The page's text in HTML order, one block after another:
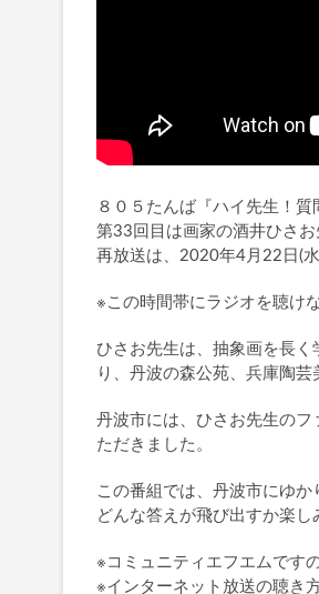
８０５たんば『ハイ先生！質
第33回目は画家の酒井ひさお
再放送は、2020年4月22日(
※この時間帯にラジオを聴け
ひさお先生は、抽象画を長
り、丹波の森公苑、兵庫陶
丹波市には、ひさお先生の
ただきました。
この番組では、丹波市にゆ
どんな答えが飛び出すか楽し
※コミュニティエフエムです
※インターネット放送の聴き